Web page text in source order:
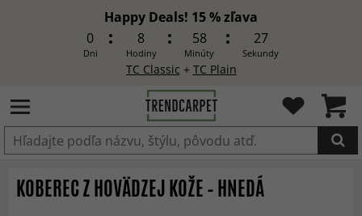
Happy Deals! 15 % zľava
0
Dni
8
Hodiny
58
Minúty
25
Sekundy
TC Classic + TC Plain
Produkt bol pridaný do košíka
KOBEREC Z HOVÄDZEJ KOŽE – HNEDÁ